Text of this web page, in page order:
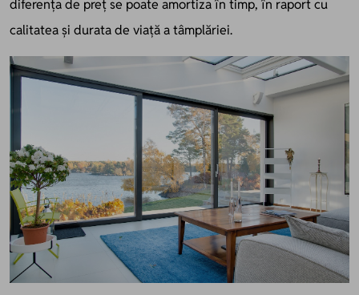
diferența de preț se poate amortiza în timp, în raport cu
calitatea și durata de viață a tâmplăriei.